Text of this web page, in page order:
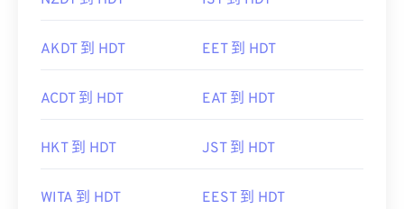
AKDT 到 HDT EET 到 HDT
ACDT 到 HDT EAT 到 HDT
HKT 到 HDT JST 到 HDT
WITA 到 HDT EEST 到 HDT